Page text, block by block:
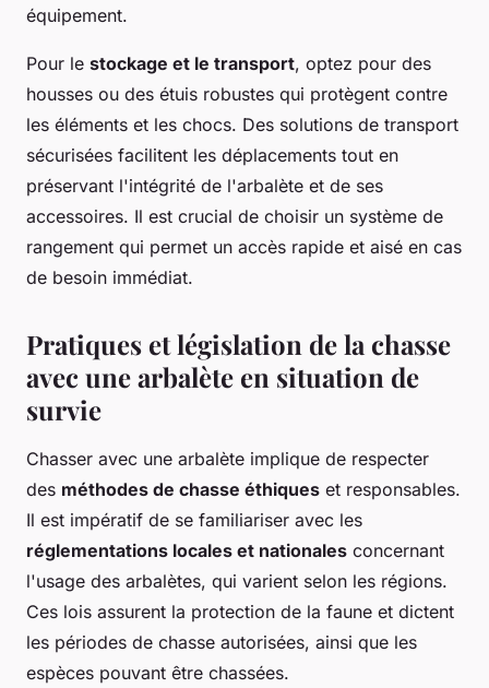
équipement.
Pour le stockage et le transport, optez pour des
housses ou des étuis robustes qui protègent contre
les éléments et les chocs. Des solutions de transport
sécurisées facilitent les déplacements tout en
préservant l'intégrité de l'arbalète et de ses
accessoires. Il est crucial de choisir un système de
rangement qui permet un accès rapide et aisé en cas
de besoin immédiat.
Pratiques et législation de la chasse
avec une arbalète en situation de
survie
Chasser avec une arbalète implique de respecter
des méthodes de chasse éthiques et responsables.
Il est impératif de se familiariser avec les
réglementations locales et nationales concernant
l'usage des arbalètes, qui varient selon les régions.
Ces lois assurent la protection de la faune et dictent
les périodes de chasse autorisées, ainsi que les
espèces pouvant être chassées.